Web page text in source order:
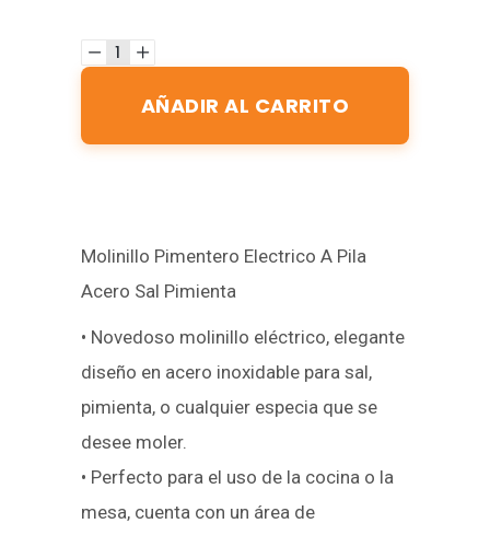
AÑADIR AL CARRITO
Molinillo Pimentero Electrico A Pila
Acero Sal Pimienta
• Novedoso molinillo eléctrico, elegante
diseño en acero inoxidable para sal,
pimienta, o cualquier especia que se
desee moler.
• Perfecto para el uso de la cocina o la
mesa, cuenta con un área de